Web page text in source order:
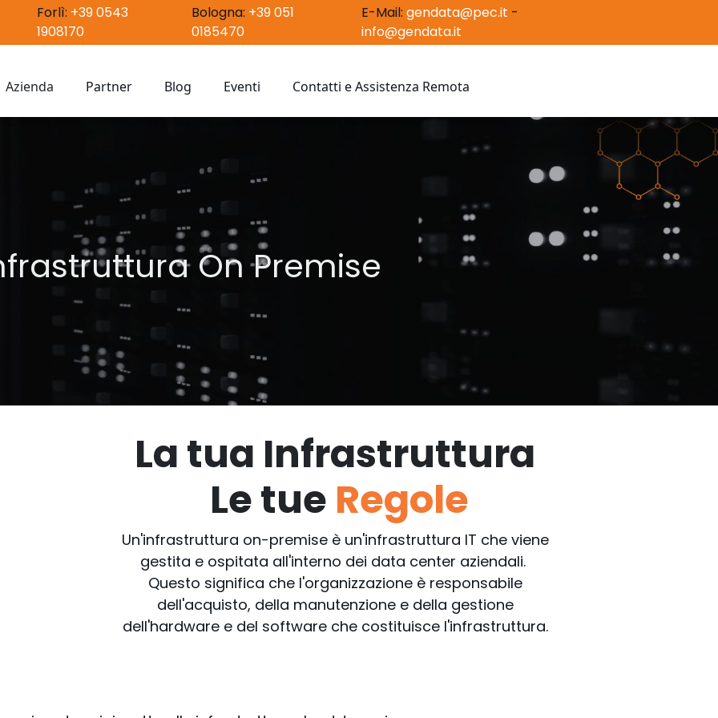
Forlì: +39 0543
1908170
Bologna: +39 051
0185470
E-Mail:gendata@pec.it -
info@gendata.it
Security
Azienda
Sostenibilità
Partner Blog Eventi Contatti e Assistenza Remota
On Premise
La tua Infrastruttura
Le tue Regole
Un'infrastruttura on-premise è un'infrastruttura IT che viene
gestita e ospitata all'interno dei data center aziendali.
Questo significa che l'organizzazione è responsabile
dell'acquisto, della manutenzione e della gestione
dell'hardware e del software che costituisce l'infrastruttura.